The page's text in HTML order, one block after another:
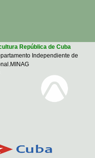
República de Cuba
Independiente de